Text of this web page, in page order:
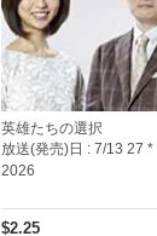
英雄たちの選択
放送(発売)日 : 7/13 27 *
2026
$2.25